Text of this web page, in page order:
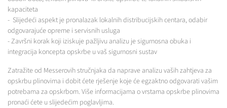
kapaciteta
- Slijedeći aspekt je pronalazak lokalnih distribucijskih centara, odabir
odgovarajuće opreme i servisnih usluga
- Završni korak koji iziskuje pažljivu analizu je sigurnosna obuka i
integracija koncepta opskrbe u vaš sigurnosni sustav
Zatražite od Messerovih stručnjaka da naprave analizu vaših zahtjeva za
opskrbu plinovima i dobit ćete rješenje koje će egzaktno odgovarati vašim
potrebama za opskrbom. Više informacijama o vrstama opskrbe plinovima
pronaći ćete u slijedećim poglavljima.